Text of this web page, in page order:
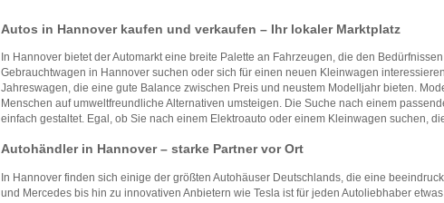
Autos in Hannover kaufen und verkaufen – Ihr lokaler Marktplatz
In Hannover bietet der Automarkt eine breite Palette an Fahrzeugen, die den
Gebrauchtwagen in Hannover suchen oder sich für einen neuen Kleinwagen
Jahreswagen, die eine gute Balance zwischen Preis und neustem Modelljahr bieten.
Menschen auf umweltfreundliche Alternativen umsteigen. Die Suche nach einem
einfach gestaltet. Egal, ob Sie nach einem Elektroauto oder einem Kleinwagen suchen,
Autohändler in Hannover – starke Partner vor Ort
In Hannover finden sich einige der größten Autohäuser Deutschlands, die eine
und Mercedes bis hin zu innovativen Anbietern wie Tesla ist für jeden Autoliebhaber